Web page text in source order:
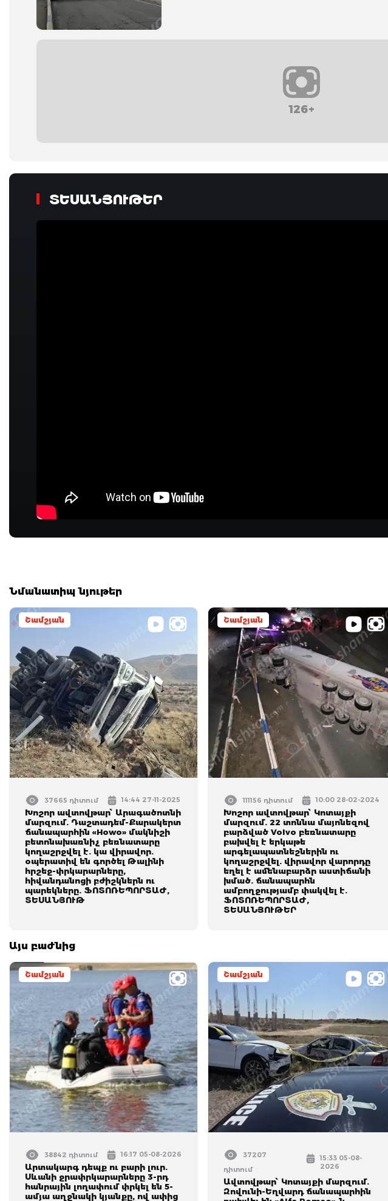
126+
ՏԵՍԱՆՅՈՒԹԵՐ
Նմանատիպ նյութեր
Շամշյան
37665 դիտում 14:44 27-11-2025
Խոշոր ավտովթար՝ Արագածոտնի
մարզում. Դաշտադեմ-Քարակերտ
ճանապարհին «Howo» մակնիշի
բետոնախառնիչ բեռնատարը
կողաշրջվել է. կա վիրավոր.
օպերատիվ են գործել Թալինի
հրշեջ-փրկարարները,
հիվանդանոցի բժիշկներն ու
պարեկները. ՖՈՏՈՌԵՊՈՐՏԱԺ,
ՏԵՍԱՆՅՈՒԹ
Շամշյան
111156 դիտում 10:00 28-02-2024
Խոշոր ավտովթար՝ Կոտայքի
մարզում. 22 տոննա մայոնեզով
բարձված Volvo բեռնատարը
բախվել է երկաթե
արգելապատնեշներին ու
կողաշրջվել. վիրավոր վարորդը
եղել է ամենաբարձր աստիճանի
խմած. ճանապարհն
ամբողջությամբ փակվել է.
ՖՈՏՈՌԵՊՈՐՏԱԺ,
ՏԵՍԱՆՅՈՒԹԵՐ
Այս բաժնից
Շամշյան
38842 դիտում 16:17 05-08-2026
Արտակարգ դեպք ու բարի լուր.
Սևանի ջրափրկարարները 3-րդ
հանրային լողափում փրկել են 5-
ամյա աղջնակի կյանքը, ով ափից
Շամշյան
37207
դիտում
15:33 05-08-
2026
Ավտովթար՝ Կոտայքի մարզում.
Զովունի-Եղվարդ ճանապարհին